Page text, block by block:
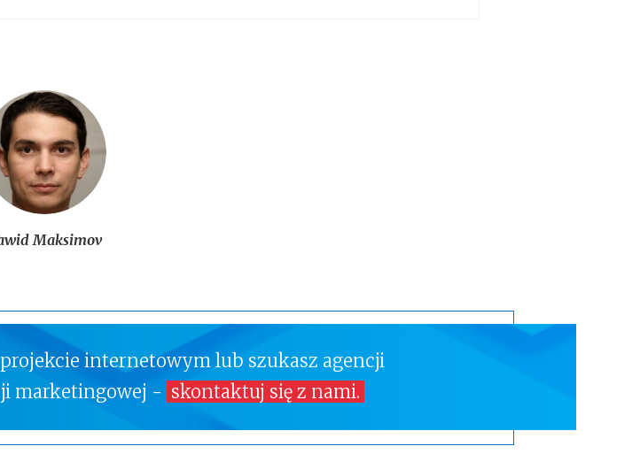
Maksimov
internetowym lub szukasz agencji
marketingowej - skontaktuj się z nami.